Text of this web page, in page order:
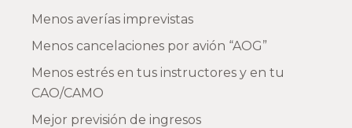
Menos averías imprevistas
Menos cancelaciones por avión “AOG”
Menos estrés en tus instructores y en tu
CAO/CAMO
Mejor previsión de ingresos